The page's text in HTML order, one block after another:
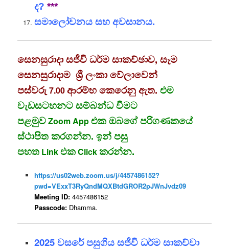
ද? ***
සමාලෝචනය සහ අවසානය.
සෙනසුරාදා සජීවී ධර්ම සාකච්ඡාව, සෑම
සෙනසුරාදාම ශ්‍රී ලංකා වේලාවෙන්
පස්වරු 7.00ආරම්භ කෙරෙනු ඇත. එම
වැඩසටහනට සම්බන්ධ වීමට
පළමුවZoom Appඑක ඔබගේ පරිගණකයේ
ස්ථාපිත කරගන්න. ඉන් පසු
පහත LinkඑකClickකරන්න.
https://us02web.zoom.us/j/4457486152?
pwd=VExxT3RyQndMQXBtdGROR2pJWnJvdz09
Meeting ID: 4457486152
Passcode: Dhamma.
2025 වසරේ පසුගිය සජීවී ධර්ම සාකච්චා